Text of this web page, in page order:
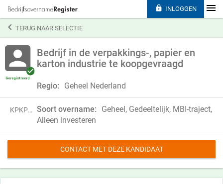
TERUG NAAR SELECTIE
Bedrijf in de verpakkings-, papier en
karton industrie te koopgevraagd
Regio: Geheel Nederland
KPKP25TXG94N Soort overname:
Geheel, Gedeeltelijk, MBI-traject,
Alleen investeren
CONTACT MET DEZE KANDIDAAT
 INLOGGEN